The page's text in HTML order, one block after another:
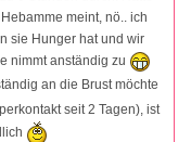
meint, nö.. ich
sie Hunger hat und wir
nimmt anständig zu
an die Brust möchte
seit 2 Tagen), ist